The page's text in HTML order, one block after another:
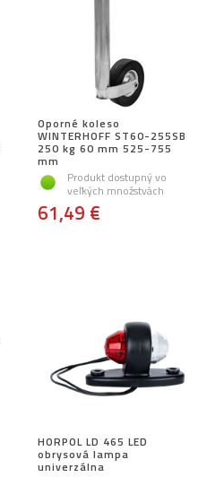
Oporné koleso
WINTERHOFF ST60-255SB
250 kg 60 mm 525-755
mm
Produkt dostupný vo
veľkých množstvách
61,49 €
HORPOL LD 465 LED
obrysová lampa
univerzálna